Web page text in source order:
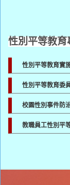
性別平等教育
性別平等教育實
性別平等教育委
校園性別事件防
教職員工性別平